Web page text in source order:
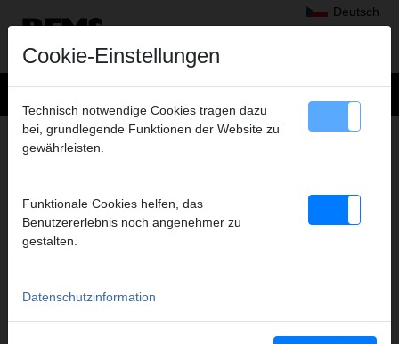
Deutsch
NEUIGKEITEN
Cookie-Einstellungen
Technisch notwendige Cookies tragen dazu
bei, grundlegende Funktionen der Website zu
gewährleisten.
Funktionale Cookies helfen, das
Benutzererlebnis noch angenehmer zu
gestalten.
Datenschutzinformation